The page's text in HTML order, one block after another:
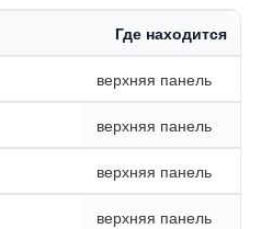
Где находится
верхняя панель
верхняя панель
верхняя панель
верхняя панель